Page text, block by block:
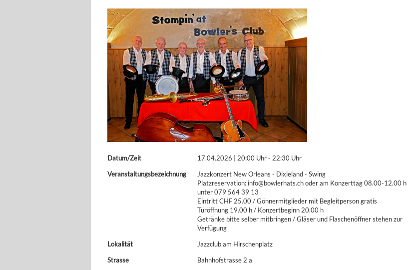
Datum/Zeit
17.04.2026 | 20:00 Uhr - 22:30 Uhr
Veranstaltungsbezeichnung
Jazzkonzert New Orleans - Dixieland - Swing
Platzreservation: info@bowlerhats.ch oder am Konzerttag 08.00-12.00 h
unter 079 564 39 13
Eintritt CHF 25.00 / Gönnermitglieder mit Begleitperson gratis
Türöffnung 19.00 h / Konzertbeginn 20.00 h
Getränke bitte selber mitbringen / Gläser und Flaschenöffner stehen zur
Verfügung
Lokalität
Jazzclub am Hirschenplatz
Strasse
Bahnhofstrasse 2 a